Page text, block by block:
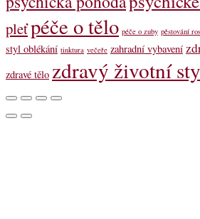
pleťpéče o tělo péče o zuby pěstování
styl oblékání tinktura večeře zahradní vybavení
zdravé tělo zdravý životní